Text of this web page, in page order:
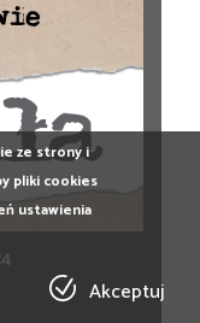
ze strony i
pliki cookies
ustawienia
Akceptuj